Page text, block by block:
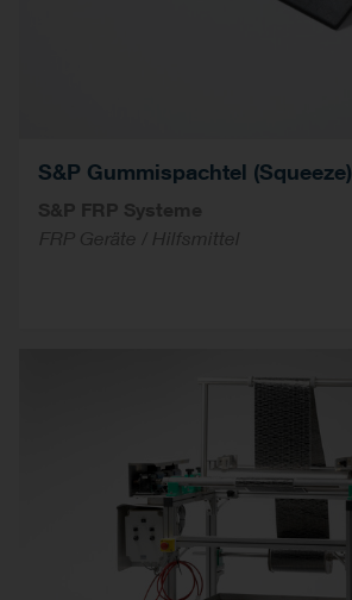
S&P Gummispachtel (Squeeze)
S&P FRP Systeme
FRP Geräte / Hilfsmittel